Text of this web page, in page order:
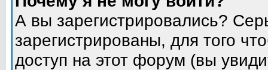
А вы зарегистрировались?
зарегистрированы, для того
доступ на этот форум (вы